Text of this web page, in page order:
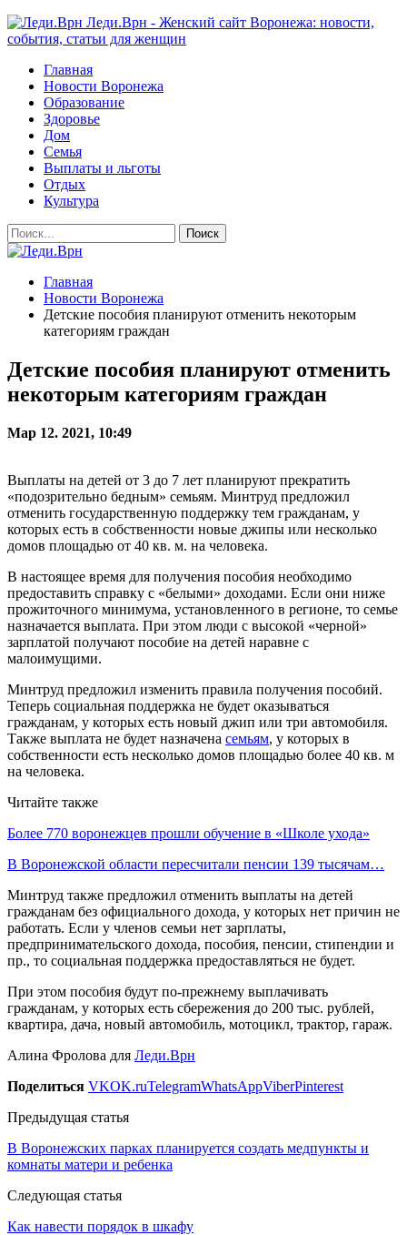
Леди.Врн - Женский сайт Воронежа: новости,
события, статьи для женщин
Главная
Новости Воронежа
Образование
Здоровье
Дом
Семья
Выплаты и льготы
Отдых
Культура
Главная
Новости Воронежа
Детские пособия планируют отменить некоторым
категориям граждан
Детские пособия планируют отменить
некоторым категориям граждан
Мар 12. 2021, 10:49
Выплаты на детей от 3 до 7 лет планируют прекратить
«подозрительно бедным» семьям. Минтруд предложил
отменить государственную поддержку тем гражданам, у
которых есть в собственности новые джипы или несколько
домов площадью от 40 кв. м. на человека.
В настоящее время для получения пособия необходимо
предоставить справку с «белыми» доходами. Если они ниже
прожиточного минимума, установленного в регионе, то семье
назначается выплата. При этом люди с высокой «черной»
зарплатой получают пособие на детей наравне с
малоимущими.
Минтруд предложил изменить правила получения пособий.
Теперь социальная поддержка не будет оказываться
гражданам, у которых есть новый джип или три автомобиля.
Также выплата не будет назначена семьям, у которых в
собственности есть несколько домов площадью более 40 кв. м
на человека.
Читайте также
Более 770 воронежцев прошли обучение в «Школе ухода»
В Воронежской области пересчитали пенсии 139 тысячам…
Минтруд также предложил отменить выплаты на детей
гражданам без официального дохода, у которых нет причин не
работать. Если у членов семьи нет зарплаты,
предпринимательского дохода, пособия, пенсии, стипендии и
пр., то социальная поддержка предоставляться не будет.
При этом пособия будут по-прежнему выплачивать
гражданам, у которых есть сбережения до 200 тыс. рублей,
квартира, дача, новый автомобиль, мотоцикл, трактор, гараж.
Алина Фролова для Леди.Врн
Поделиться VKOK.ruTelegramWhatsAppViberPinterest
Предыдущая статья
В Воронежских парках планируется создать медпункты и
комнаты матери и ребенка
Следующая статья
Как навести порядок в шкафу